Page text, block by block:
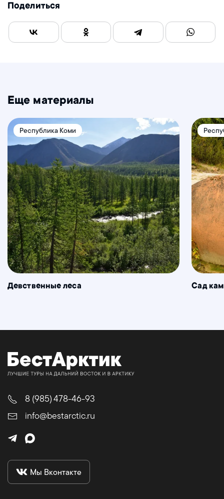
Поделиться
Еще материалы
Девственные леса
Республика Коми
Сад
8 (985) 478-46-93
info@bestarctic.ru
Мы Вконтакте